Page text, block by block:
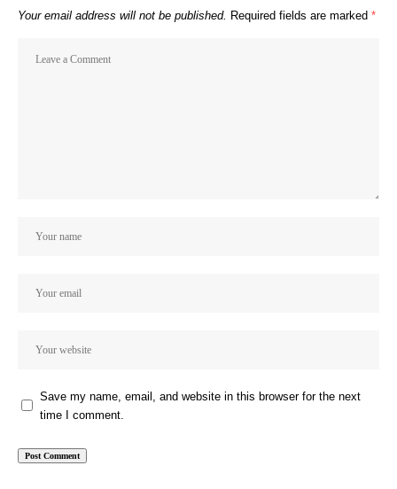
Your email address will not be published. Required fields are marked *
Save my name, email, and website in this browser for the next
time I comment.